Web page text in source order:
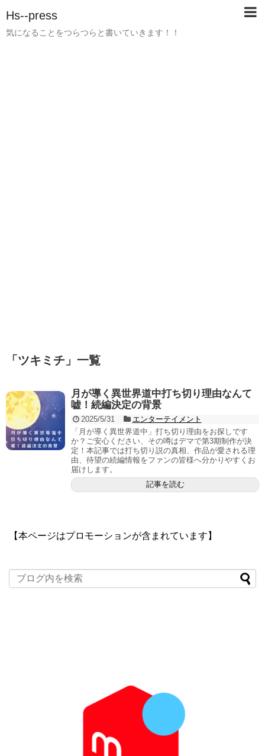
Hs--press
気になることをつらつらと書いていきます！！
「 ツキミチ 」 一覧
月が導く異世界道中打ち切り理由なんて
嘘！続編決定の背景
2025/5/31
エンターテイメント
「月が導く異世界道中」打ち切り理由をお探しです
か？ご安心ください、その噂はデマで第3期制作が決
定！本記事では打ち切り説の真相、作品が愛される理
由、待望の続編情報をファンの皆様へ分かりやすくお
届けします。
記事を読む
【本ページはプロモーションが含まれています】